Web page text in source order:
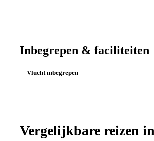
Inbegrepen & faciliteiten
Vlucht inbegrepen
Vergelijkbare reizen in